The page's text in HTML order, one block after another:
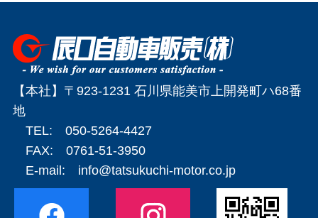
【本社】〒923-1231 石川県能美市上開発町ハ68番
地
TEL: 050-5264-4427
FAX: 0761-51-3950
E-mail: info@tatsukuchi-motor.co.jp